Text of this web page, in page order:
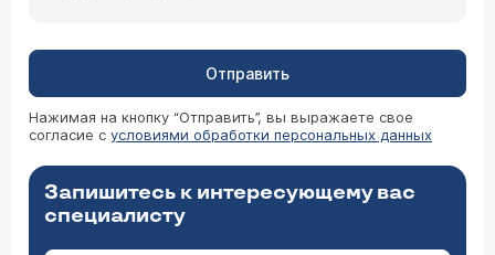
Отправить
Нажимая на кнопку “Отправить”, вы выражаете свое
согласие с условиями обработки персональных данных
Запишитесь к интересующему вас
специалисту